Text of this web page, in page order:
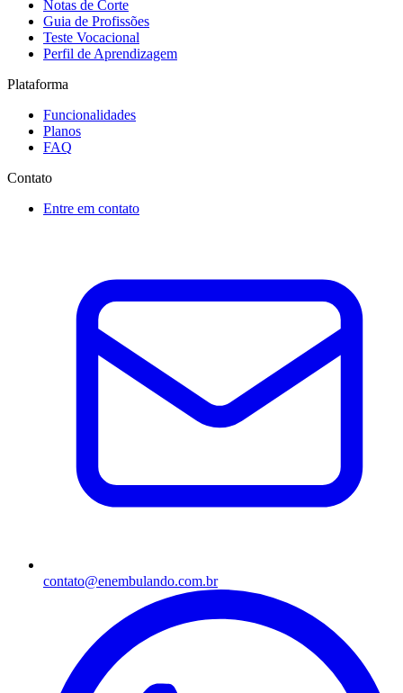
Notas de Corte
Guia de Profissões
Teste Vocacional
Perfil de Aprendizagem
Plataforma
Funcionalidades
Planos
FAQ
Contato
Entre em contato
contato@enembulando.com.br